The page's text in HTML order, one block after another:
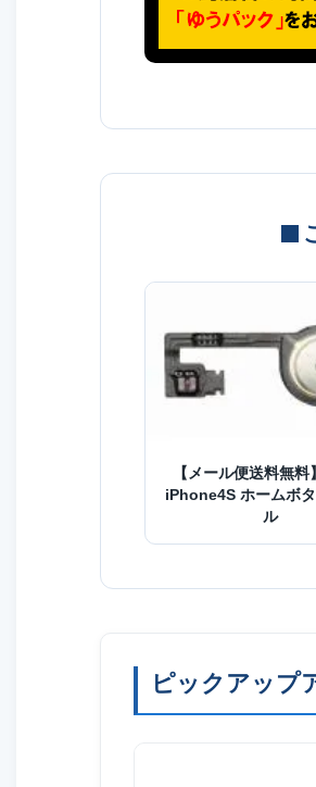
【メール便送料無
iPhone4S ホームボ
ル
ピックアップ